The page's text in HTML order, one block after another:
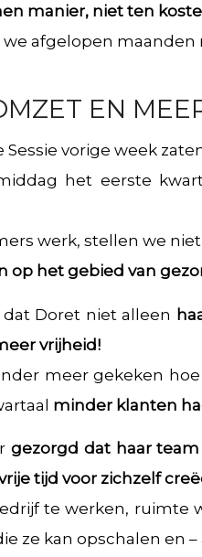
manier, niet ten
we afgelopen maanden
EN
vorige week
het eerste
werk, stellen we
op het gebied van
dat Doret niet alleen
vrijheid!
meer gekeken
minder klanten
gezorgd dat haar
tijd voor zichzelf
te werken, ruimte
ze kan opschalen en